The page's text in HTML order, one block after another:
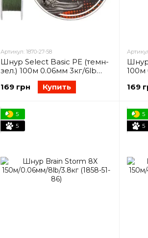
Артикул: 1870-27-58
Шнур Select Basic PE (темн-
зел.) 100м 0.06мм 3кг/6lb
(1870-27-58)
169 грн Купить
Шнур
100м
169
5
5
5
5